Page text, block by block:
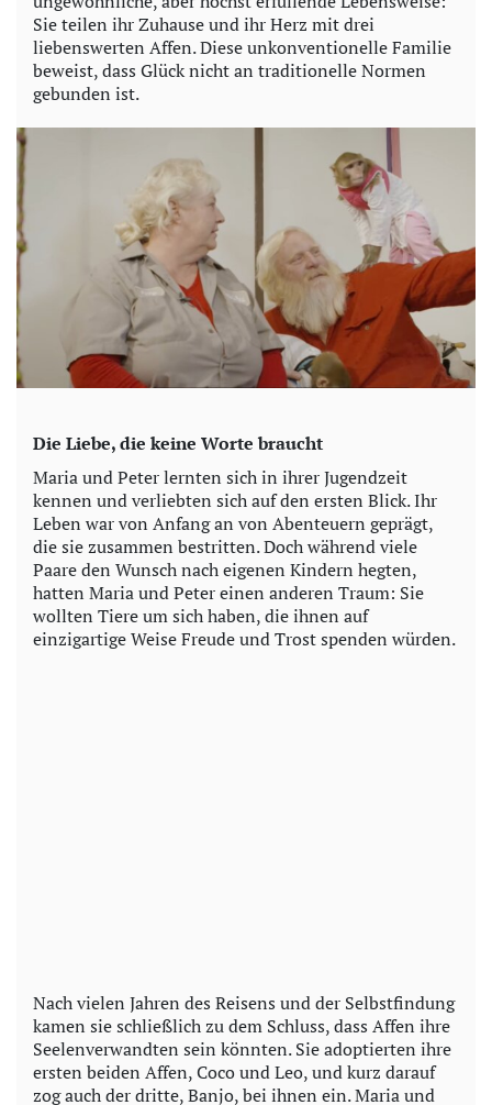
V
i
Sie teilen ihr Zuhause und ihr Herz mit drei
liebenswerten Affen. Diese unkonventionelle Familie
beweist, dass Glück nicht an traditionelle Normen
gebunden ist.
Die Liebe, die keine Worte braucht
Maria und Peter lernten sich in ihrer Jugendzeit
kennen und verliebten sich auf den ersten Blick. Ihr
Leben war von Anfang an von Abenteuern geprägt,
die sie zusammen bestritten. Doch während viele
Paare den Wunsch nach eigenen Kindern hegten,
hatten Maria und Peter einen anderen Traum: Sie
wollten Tiere um sich haben, die ihnen auf
einzigartige Weise Freude und Trost spenden würden.
Nach vielen Jahren des Reisens und der Selbstfindung
kamen sie schließlich zu dem Schluss, dass Affen ihre
Seelenverwandten sein könnten. Sie adoptierten ihre
ersten beiden Affen, Coco und Leo, und kurz darauf
zog auch der dritte, Banjo, bei ihnen ein. Maria und